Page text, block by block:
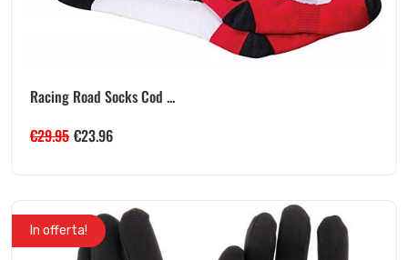
Racing Road Socks Cod ...
€29.95 €23.96
In offerta!